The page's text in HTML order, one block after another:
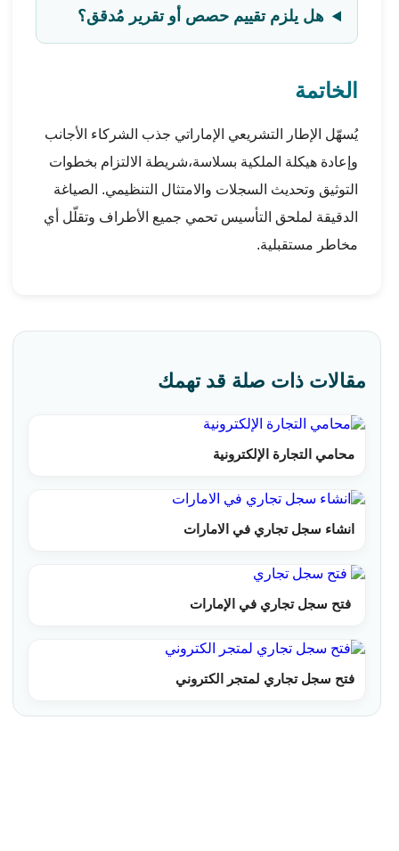
هل يلزم تقييم حصص أو تقرير مُدقق؟
الخاتمة
يُسهّل الإطار التشريعي الإماراتي جذب الشركاء الأجانب
وإعادة هيكلة الملكية بسلاسة،شريطة الالتزام بخطوات
التوثيق وتحديث السجلات والامتثال التنظيمي. الصياغة
الدقيقة لملحق التأسيس تحمي جميع الأطراف وتقلّل أي
مخاطر مستقبلية.
مقالات ذات صلة قد تهمك
محامي التجارة الإلكترونية
انشاء سجل تجاري في الامارات
فتح سجل تجاري في الإمارات
فتح سجل تجاري لمتجر الكتروني